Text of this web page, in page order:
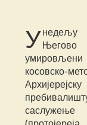
Унедељу
косовско-